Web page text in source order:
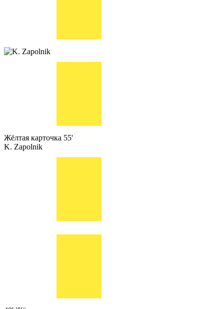
Жёлтая карточка 55'
K. Zapolnik